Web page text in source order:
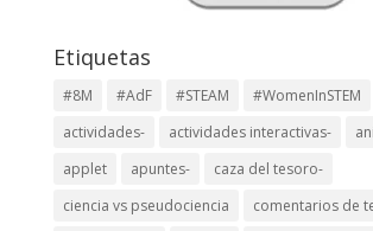
Etiquetas
#8M #AdF #STEAM #WomenInSTEM
actividades-
actividades interactivas-
applet
apuntes-
caza del tesoro-
ciencia vs pseudociencia
comentarios de